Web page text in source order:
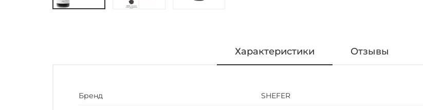
Характеристики Отзывы
Бренд SHEFER